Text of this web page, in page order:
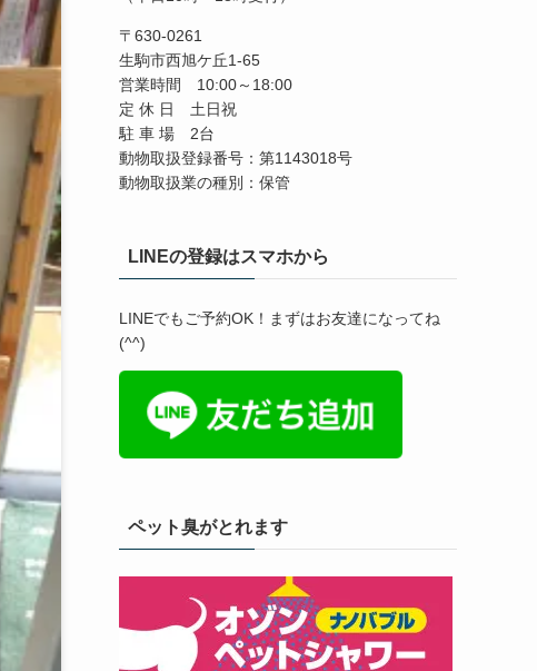
〒630-0261
生駒市西旭ケ丘1-65
営業時間 10:00～18:00
定 休 日 土日祝
駐 車 場 2台
動物取扱登録番号：第1143018号
動物取扱業の種別：保管
LINEの登録はスマホから
LINEでもご予約OK！まずはお友達になってね
(^^)
ペット臭がとれます